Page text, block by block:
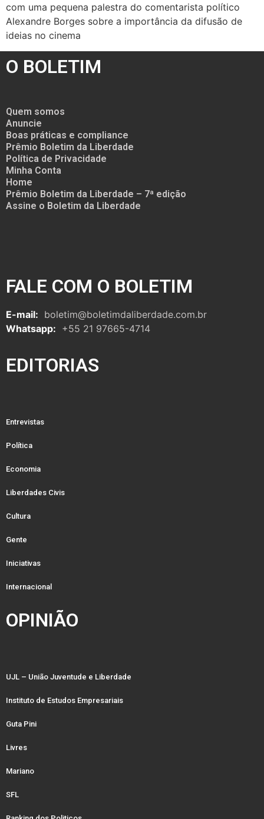
com uma pequena palestra do comentarista político
Alexandre Borges sobre a importância da difusão de
ideias no cinema
O BOLETIM
Quem somos
Anuncie
Boas práticas e compliance
Prêmio Boletim da Liberdade
Política de Privacidade
Minha Conta
Home
Prêmio Boletim da Liberdade – 7ª edição
Assine o Boletim da Liberdade
FALE COM O BOLETIM
E-mail: boletim@boletimdaliberdade.com.br
Whatsapp: +55 21 97665-4714
EDITORIAS
Entrevistas
Política
Economia
Liberdades Civis
Cultura
Gente
Iniciativas
Internacional
OPINIÃO
UJL – União Juventude e Liberdade
Instituto de Estudos Empresariais
Guta Pini
Livres
Mariano
SFL